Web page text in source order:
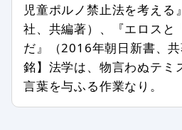
特定の企業や団体、
促進を主な目的とす
事実に反した情報や
書いている場合
公序良俗、法令に反し
含む場合
児童ポルノ禁止法を考え
社、共編著）、『エロスと
だ』（2016年朝日新書、
銘】法学は、物言わぬテミ
言葉を与ふる作業なり。